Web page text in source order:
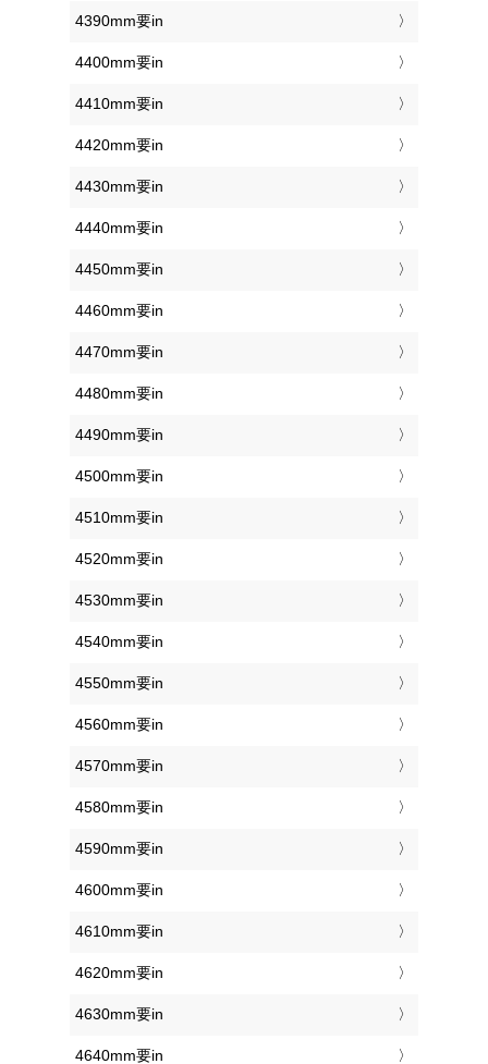
4390mm要in
4400mm要in
4410mm要in
4420mm要in
4430mm要in
4440mm要in
4450mm要in
4460mm要in
4470mm要in
4480mm要in
4490mm要in
4500mm要in
4510mm要in
4520mm要in
4530mm要in
4540mm要in
4550mm要in
4560mm要in
4570mm要in
4580mm要in
4590mm要in
4600mm要in
4610mm要in
4620mm要in
4630mm要in
4640mm要in